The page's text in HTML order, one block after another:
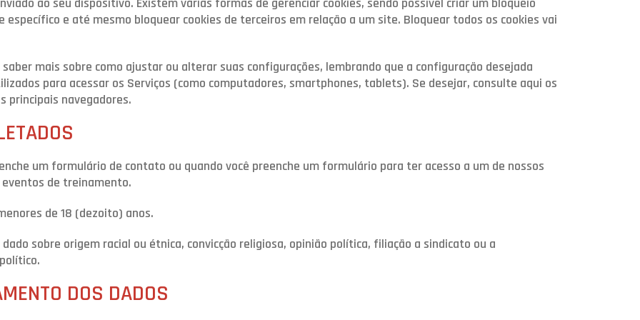
e até mesmo bloquear cookies de terceiros em relação a um site. Bloquear todos os cookies vai
mais sobre como ajustar ou alterar suas configurações, lembrando que a configuração desejada
para acessar os Serviços (como computadores, smartphones, tablets). Se desejar, consulte aqui os
principais navegadores.
um formulário de contato ou quando você preenche um formulário para ter acesso a um de nossos
de treinamento.
de 18 (dezoito) anos.
sobre origem racial ou étnica, convicção religiosa, opinião política, filiação a sindicato ou a
DOS DADOS